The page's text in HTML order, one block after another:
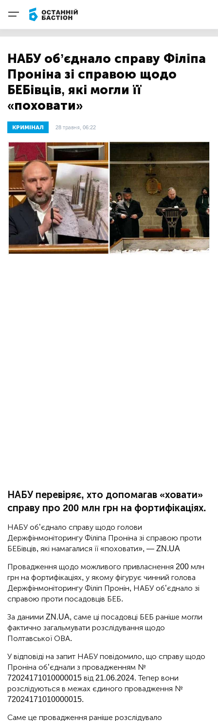
НАБУ об’єднало справу Філіпа
Проніна зі справою щодо
БЕБівців, які могли її
«поховати»
КРИМІНАЛ 28 травня, 06:22
НАБУ перевіряє, хто допомагав «ховати»
справу про 200 млн грн на фортифікаціях.
НАБУ об’єднало справу щодо голови
Держфінмоніторингу Філіпа Проніна зі справою проти
БЕБівців, які намагалися її «поховати», — ZN.UA
Провадження щодо можливого привласнення 200 млн
грн на фортифікаціях, у якому фігурує чинний голова
Держфінмоніторингу Філіп Пронін, НАБУ об’єднало зі
справою проти посадовців БЕБ.
За даними ZN.UA, саме ці посадовці БЕБ раніше могли
фактично загальмувати розслідування щодо
Полтавської ОВА.
У відповіді на запит НАБУ повідомило, що справу щодо
Проніна об’єднали з провадженням №
72024171010000015 від 21.06.2024. Тепер вони
розслідуються в межах єдиного провадження №
72024171010000015.
Саме це провадження раніше розслідувало